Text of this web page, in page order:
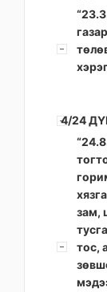
4/24
зам,
тос,